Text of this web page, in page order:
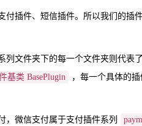
插件、短信插件。所以我们的插
文件夹下的每一个文件夹则代表
基类 BasePlugin
，每一个具体的
，微信支付属于支付插件系列